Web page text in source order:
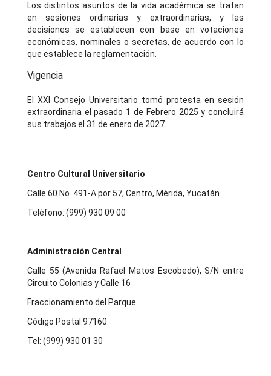
Los distintos asuntos de la vida académica se tratan
en sesiones ordinarias y extraordinarias, y las
decisiones se establecen con base en votaciones
económicas, nominales o secretas, de acuerdo con lo
que establece la reglamentación.
Vigencia
El XXI Consejo Universitario tomó protesta en sesión
extraordinaria el pasado 1 de Febrero 2025 y concluirá
sus trabajos el 31 de enero de 2027.
Centro Cultural Universitario
Calle 60 No. 491-A por 57, Centro, Mérida, Yucatán
Teléfono: (999) 930 09 00
Administración Central
Calle 55 (Avenida Rafael Matos Escobedo), S/N entre
Circuito Colonias y Calle 16
Fraccionamiento del Parque
Código Postal 97160
Tel: (999) 930 01 30